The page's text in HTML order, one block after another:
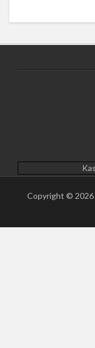
Copyright © 2026